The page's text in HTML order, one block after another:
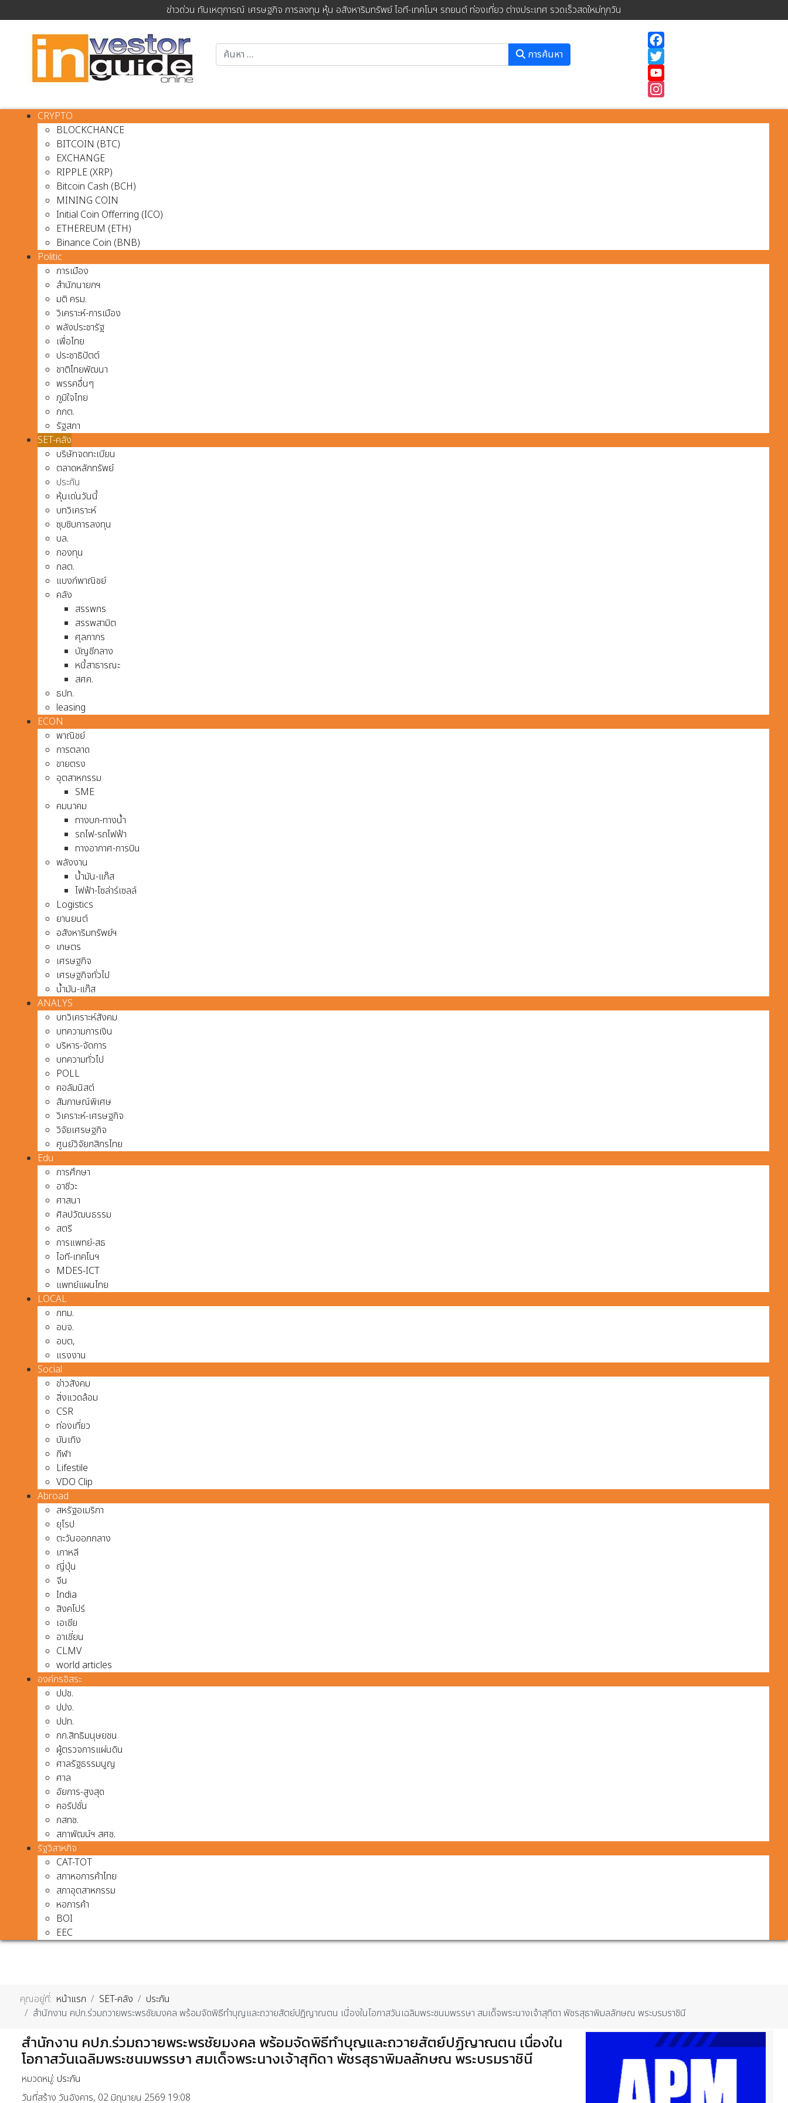
ข่าวด่วน ทันเหตุการณ์ เศรษฐกิจ การลงทุน หุ้น อสังหาริมทรัพย์ ไอที-เทคโนฯ รถยนต์ ท่องเที่ยว ต่างประเทศ รวดเร็วสดใหม่ทุกวัน
การค้นหา
Instagram
CRYPTO
BLOCKCHANCE
BITCOIN (BTC)
EXCHANGE
RIPPLE (XRP)
Bitcoin Cash (BCH)
MINING COIN
Initial Coin Offerring (ICO)
ETHEREUM (ETH)
Binance Coin (BNB)
Politic
การเมือง
สำนักนายกฯ
มติ ครม.
วิเคราะห์-การเมือง
พลังประชารัฐ
เพื่อไทย
ประชาธิปัตต์
ชาติไทยพัฒนา
พรรคอื่นๆ
ภูมิใจไทย
กกต.
รัฐสภา
SET-คลัง
บริษัทจดทะเบียน
ตลาดหลักทรัพย์
ประกัน
หุ้นเด่นวันนี้
บทวิเคราะห์
ซุบซิบการลงทุน
บล.
กองทุน
กลต.
แบงก์พาณิชย์
คลัง
สรรพกร
สรรพสามิต
ศุลกากร
บัญชีกลาง
หนี้สาธารณะ
สศค.
ธปท.
leasing
ECON
พาณิชย์
การตลาด
ขายตรง
อุตสาหกรรม
SME
คมนาคม
ทางบก-ทางน้ำ
รถไฟ-รถไฟฟ้า
ทางอากาศ-การบิน
พลังงาน
น้ำมัน-แก๊ส
ไฟฟ้า-โซล่าร์เซลล์
Logistics
ยานยนต์
อสังหาริมทรัพย์ฯ
เกษตร
เศรษฐกิจ
เศรษฐกิจทั่วไป
น้ำมัน-แก๊ส
ANALYS
บทวิเคราะห์สังคม
บทความการเงิน
บริหาร-จัดการ
บทความทั่วไป
POLL
คอลัมนิสต์
สัมภาษณ์พิเศษ
วิเคราะห์-เศรษฐกิจ
วิจัยเศรษฐกิจ
ศูนย์วิจัยกสิกรไทย
Edu
การศึกษา
อาชีวะ
ศาสนา
ศิลปวัฒนธรรม
สตรี
การแพทย์-สธ
ไอที-เทคโนฯ
MDES-ICT
แพทย์แผนไทย
LOCAL
กทม.
อบจ.
อบต,
แรงงาน
Social
ข่าวสังคม
สิ่งแวดล้อม
CSR
ท่องเที่ยว
บันเทิง
กีฬา
Lifestile
VDO Clip
Abroad
สหรัฐอเมริกา
ยุโรป
ตะวันออกกลาง
เกาหลี
ญี่ปุ่น
จีน
India
สิงคโปร์
เอเชีย
อาเชี่ยน
CLMV
world articles
องค์กรอิสระ
ปปช.
ปปง.
ปปท.
กก.สิทธิมนุษยชน
ผู้ตรวจการแผ่นดิน
ศาลรัฐธรรมนูญ
ศาล
อัยการ-สูงสุด
คอรัปชั่น
กสทช.
สภาพัฒน์ฯ สศช.
รัฐวิสาหกิจ
CAT-TOT
สภาหอการค้าไทย
สภาอุตสาหกรรม
หอการค้า
BOI
EEC
คุณอยู่ที่: หน้าแรก SET-คลัง
ประกัน
สำนักงาน คปภ.ร่วมถวายพระพรชัยมงคล พร้อมจัดพิธีทำบุญและถวายสัตย์ปฏิญาณตน เนื่องในโอกาสวันเฉลิมพระชนมพรรษา สมเด็จพระนางเจ้าสุทิดา พัชรสุธาพิมลลักษณ พระบรมราชินี
สำนักงาน คปภ.ร่วมถวายพระพรชัยมงคล พร้อมจัดพิธีทำบุญและถวายสัตย์ปฏิญาณตน เนื่องใน
โอกาสวันเฉลิมพระชนมพรรษา สมเด็จพระนางเจ้าสุทิดา พัชรสุธาพิมลลักษณ พระบรมราชินี
หมวดหมู่: ประกัน
วันที่สร้าง วันอังคาร, 02 มิถุนายน 2569 19:08